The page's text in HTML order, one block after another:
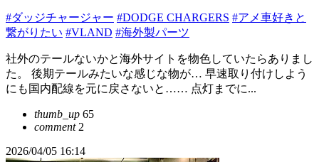
#ダッジチャージャー #DODGE CHARGERS #アメ車好きと
繋がりたい #VLAND #海外製パーツ
社外のテールないかと海外サイトを物色していたらありまし
た。 後期テールみたいな感じな物が… 早速取り付けしよう
にも国内配線を元に戻さないと…… 点灯までに...
thumb_up 65
comment2
2026/04/05 16:14